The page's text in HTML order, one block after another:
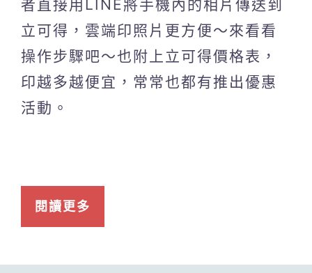
者直接用LINE將手機內的相片傳送到
立可得，雲端印照片更方便～來看看
操作步驟吧～也附上立可得價格表，
印越多越便宜，常常也都有推出優惠
活動。
閱讀更多